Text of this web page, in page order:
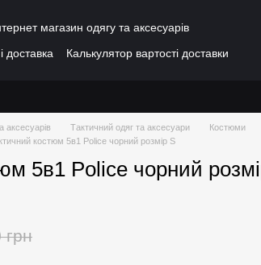
магазин одягу та аксесуарів
доставка
Калькулятор вартості доставки
аксесуарів Тактичний одяг та аксесуари Костюми
костюм 5в1 Police чорний розмір S
5в1 Police чорний
грн